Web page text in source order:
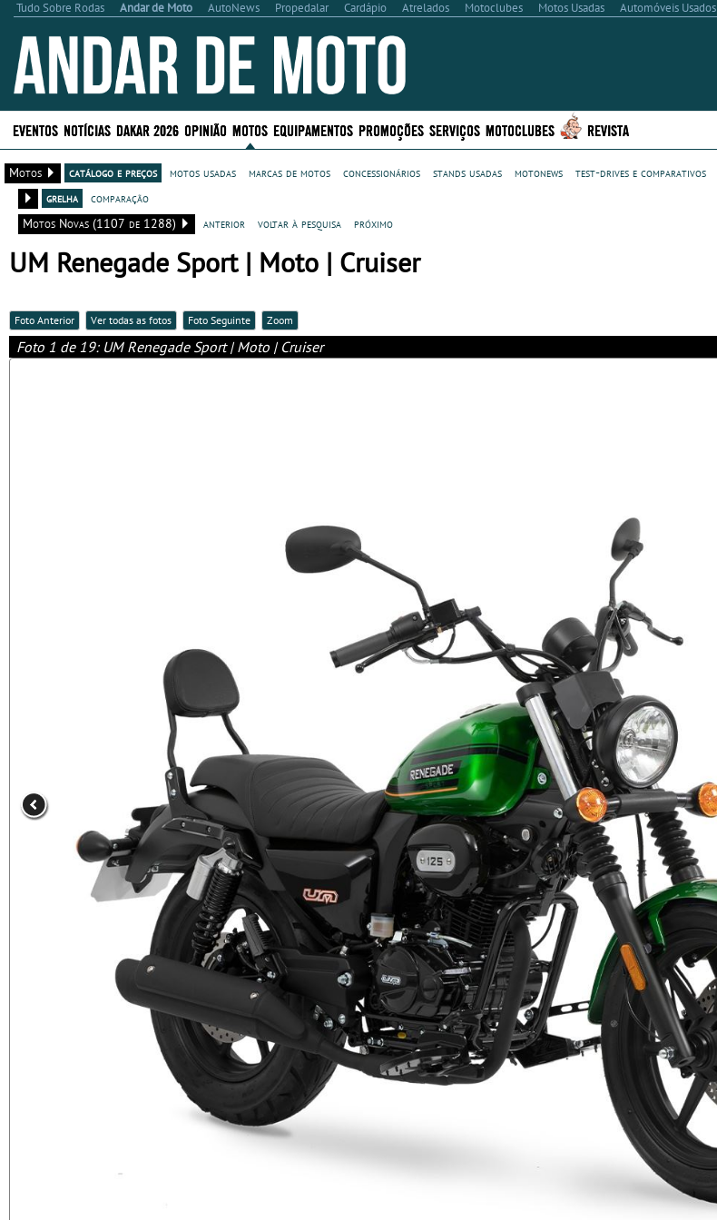
Tudo Sobre Rodas Andar de Moto AutoNews Propedalar Cardápio Atrelados Motoclubes Motos Usadas Automóveis Usados
EVENTOS NOTÍCIAS DAKAR 2026 OPINIÃO MOTOS EQUIPAMENTOS PROMOÇÕES SERVIÇOS MOTOCLUBES REVISTA
Motos catálogo e preços motos usadas marcas de motos concessionários stands usadas motonews test-drives e comparativos
grelha
comparação
Motos Novas (1107 de 1288)
anterior voltar à pesquisa próximo
UM Renegade Sport | Moto | Cruiser
Foto Anterior Ver todas as fotos Foto Seguinte Zoom
Foto 1 de 19: UM Renegade Sport | Moto | Cruiser